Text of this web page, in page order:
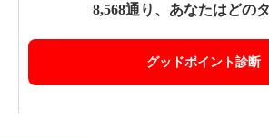
8,568通り、あなたはどの
グッドポイント診断